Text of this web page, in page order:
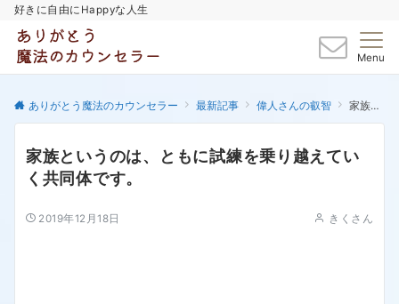
好きに自由にHappyな人生
Menu
ありがとう魔法のカウンセラー 最新記事 偉人さんの叡智 家族というのは、ともに試練を乗り越えていく共同体です。
家族というのは、ともに試練を乗り越えてい
く共同体です。
2019年12月18日 きくさん